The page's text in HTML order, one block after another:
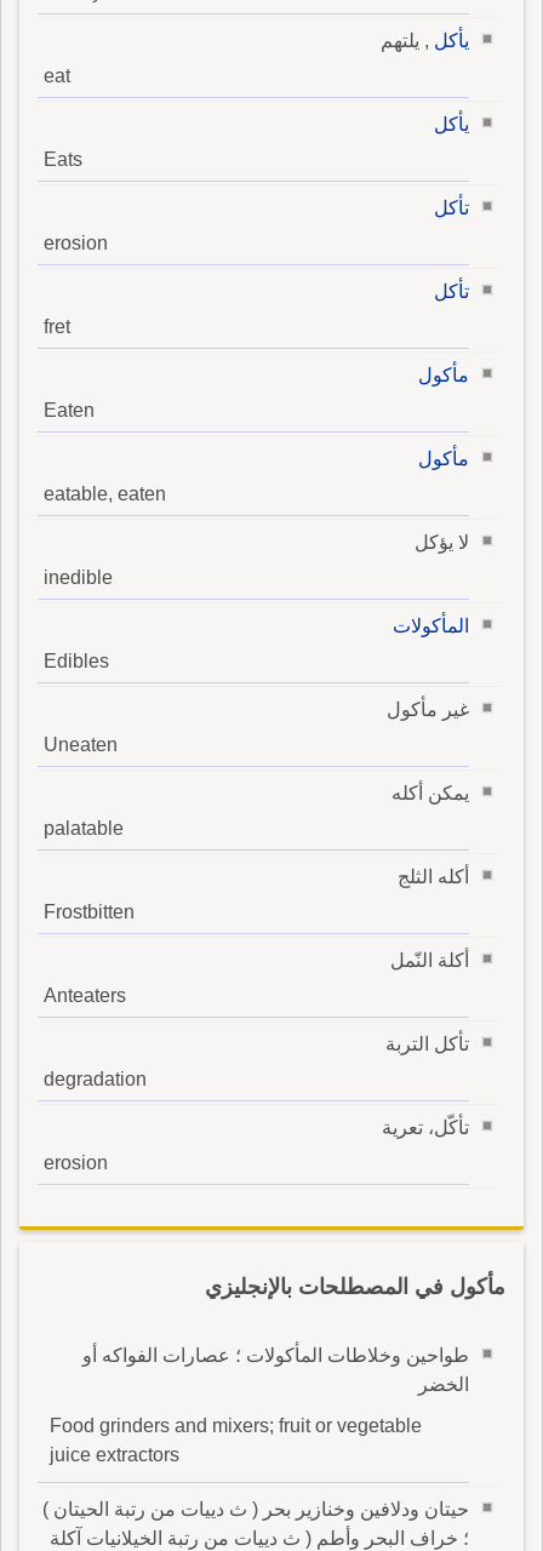
يأكل , يلتهم
eat
يأكل
Eats
تأكل
erosion
تأكل
fret
مأكول
Eaten
مأكول
eatable, eaten
لا يؤكل
inedible
المأكولات
Edibles
غير مأكول
Uneaten
يمكن أكله
palatable
أكله الثلج
Frostbitten
أكلة النّمل
Anteaters
تأكل التربة
degradation
تأكّل، تعرية
erosion
مأكول في المصطلحات بالإنجليزي
طواحين وخلاطات المأكولات ؛ عصارات الفواكه أو
الخضر
Food grinders and mixers; fruit or vegetable
juice extractors
حيتان ودلافين وخنازير بحر ( ث دييات من رتبة الحيتان )
؛ خراف البحر وأطم ( ث دييات من رتبة الخيلانيات آكلة